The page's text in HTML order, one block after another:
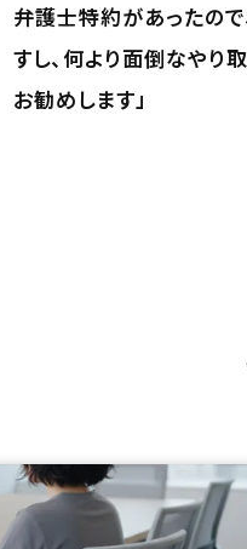
弁護士特約があったの
すし、何より面倒なやり
お勧めします」